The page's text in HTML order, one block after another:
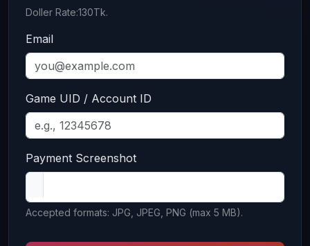
Doller Rate:130Tk.
Email
Game UID / Account ID
Payment Screenshot
Accepted formats: JPG, JPEG, PNG (max 5 MB).